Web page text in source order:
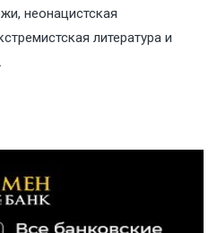
неонацистская
литература и